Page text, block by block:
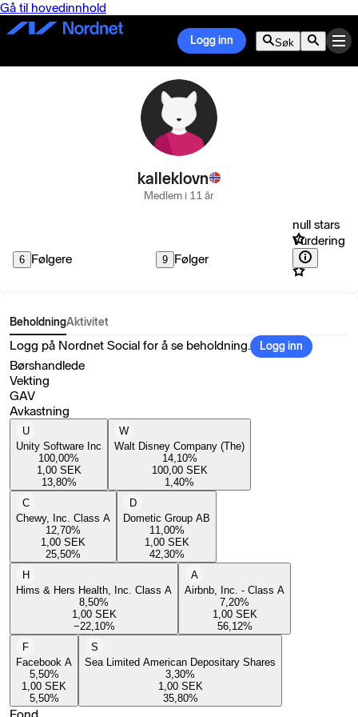
Gå til hovedinnhold
Logg inn Søk
kalleklovn
Medlem i 11 år
6 Følgere 9 Følger
null stars
Vurdering
BeholdningAktivitet
Logg på Nordnet Social for å se beholdning. Logg inn
Børshandlede
Vekting
GAV
Avkastning
U
Unity Software Inc
100,00%
1,00 SEK
13,80%
W
Walt Disney Company (The)
14,10%
100,00 SEK
1,40%
C
Chewy, Inc. Class A
12,70%
1,00 SEK
25,50%
D
Dometic Group AB
11,00%
1,00 SEK
42,30%
H
Hims & Hers Health, Inc. Class A
8,50%
1,00 SEK
−22,10%
A
Airbnb, Inc. - Class A
7,20%
1,00 SEK
56,12%
F
Facebook A
5,50%
1,00 SEK
5,50%
S
Sea Limited American Depositary Shares
3,30%
1,00 SEK
35,80%